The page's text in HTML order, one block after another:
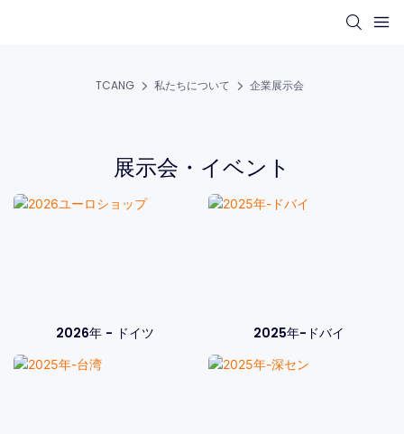
TCANG 私たちについて 企業展示会
展示会・イベント
2026年 - ドイツ 2025年-ドバイ